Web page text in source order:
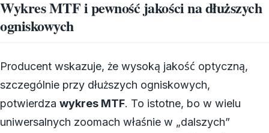
Wykres MTF i pewność jakości na dłuższych
ogniskowych
Producent wskazuje, że wysoką jakość optyczną,
szczególnie przy dłuższych ogniskowych,
potwierdza wykres MTF. To istotne, bo w wielu
uniwersalnych zoomach właśnie w „dalszych”